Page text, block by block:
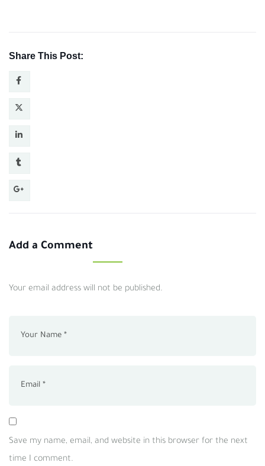
Share This Post:
Add a Comment
Your email address will not be published.
Save my name, email, and website in this browser for the next
time I comment.